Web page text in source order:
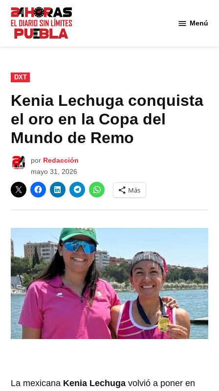
Saltar
contenido
Menú
PUBLICADO
EN
DXT
Kenia Lechuga conquista
el oro en la Copa del
Mundo de Remo
por Redacción
mayo 31, 2026
Más
La mexicana Kenia Lechuga volvió a poner en